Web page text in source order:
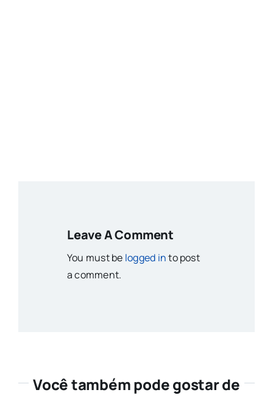
Leave A Comment
You must be logged into post
a comment.
Você também pode gostar de